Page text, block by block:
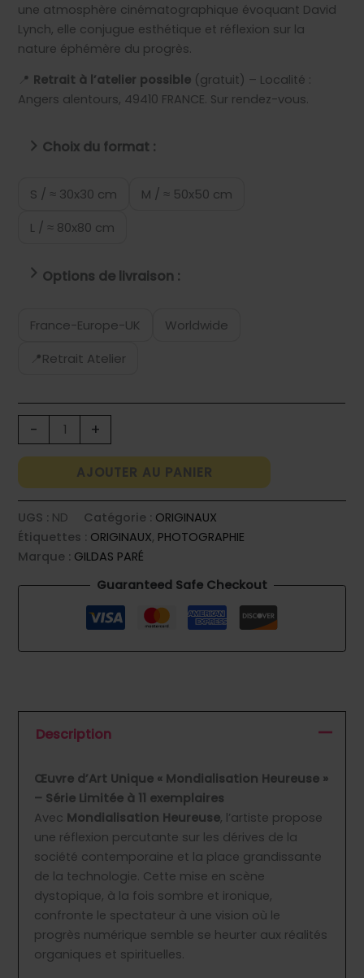
une atmosphère cinématographique évoquant David
Lynch, elle conjugue esthétique et réflexion sur la
nature éphémère du progrès.
📍 Retrait à l’atelier possible (gratuit) – Localité :
Angers alentours, 49410 FRANCE. Sur rendez-vous.
Choix du format :
S / ≈ 30x30 cm
M / ≈ 50x50 cm
L / ≈ 80x80 cm
Options de livraison :
France-Europe-UK
Worldwide
📍Retrait Atelier
-
quantité
de
MONDIALISATION
HEUREUSE
+
AJOUTER AU PANIER
UGS : ND Catégorie : ORIGINAUX
Étiquettes : ORIGINAUX, PHOTOGRAPHIE
Marque : GILDAS PARÉ
Guaranteed Safe Checkout
Description
Œuvre d’Art Unique « Mondialisation Heureuse »
– Série Limitée à 11 exemplaires
Avec Mondialisation Heureuse, l’artiste propose
une réflexion percutante sur les dérives de la
société contemporaine et la place grandissante
de la technologie. Cette mise en scène
dystopique, à la fois sombre et ironique,
confronte le spectateur à une vision où le
progrès numérique semble se heurter aux réalités
organiques et spirituelles.